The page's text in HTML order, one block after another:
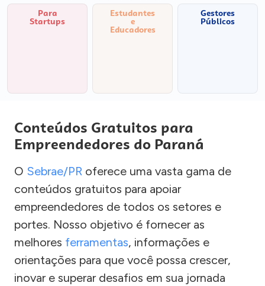
Para
Startups
Estudantes
e
Educadores
Gestores
Públicos
Conteúdos Gratuitos para
Empreendedores do Paraná
O Sebrae/PR oferece uma vasta gama de
conteúdos gratuitos para apoiar
empreendedores de todos os setores e
portes. Nosso objetivo é fornecer as
melhores ferramentas, informações e
orientações para que você possa crescer,
inovar e superar desafios em sua jornada